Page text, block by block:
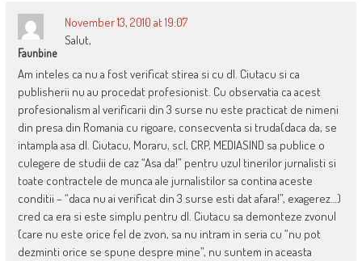
Faunbine
November 13, 2010 at 19:07
Salut,
Am inteles ca nu a fost verificat stirea si cu dl. Ciutacu si ca
publisherii nu au procedat profesionist. Cu observatia ca acest
profesionalism al verificarii din 3 surse nu este practicat de nimeni
din presa din Romania cu rigoare, consecventa si truda(daca da, se
intampla asa dl. Ciutacu, Moraru, scl, CRP, MEDIASIND sa publice o
culegere de studii de caz “Asa da!” pentru uzul tinerilor jurnalisti si
toate contractele de munca ale jurnalistilor sa contina aceste
conditii – “daca nu ai verificat din 3 surse esti dat afara!”, exagerez…)
cred ca era si este simplu pentru dl. Ciutacu sa demonteze zvonul
(care nu este orice fel de zvon, sa nu intram in seria cu “nu pot
dezminti orice se spune despre mine”, nu suntem in aceasta